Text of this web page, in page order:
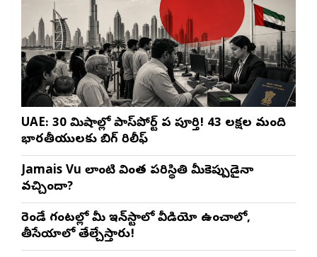
UAE: 30 నిమిషాల్లో పాస్‌పోర్ట్ పని పూర్తి! 43 లక్షల మంది
భారతీయులకు బిగ్ రిలీఫ్
Jamais Vu లాంటి వింత పరిస్థితి మీకెప్పుడైనా
వచ్చిందా?
రెండే గంటల్లో మీ ఇన్‌స్టాలో వీడియో ఉంచాలో,
తీసేయాలో తేల్చేస్తారు!